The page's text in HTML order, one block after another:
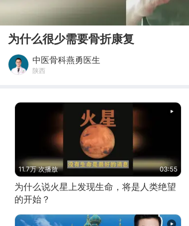
为什么很少需要骨折康复
中医骨科燕勇医生
陕西
11.7万 次播放 03:55
为什么说火星上发现生命，将是人类绝望
的开始？